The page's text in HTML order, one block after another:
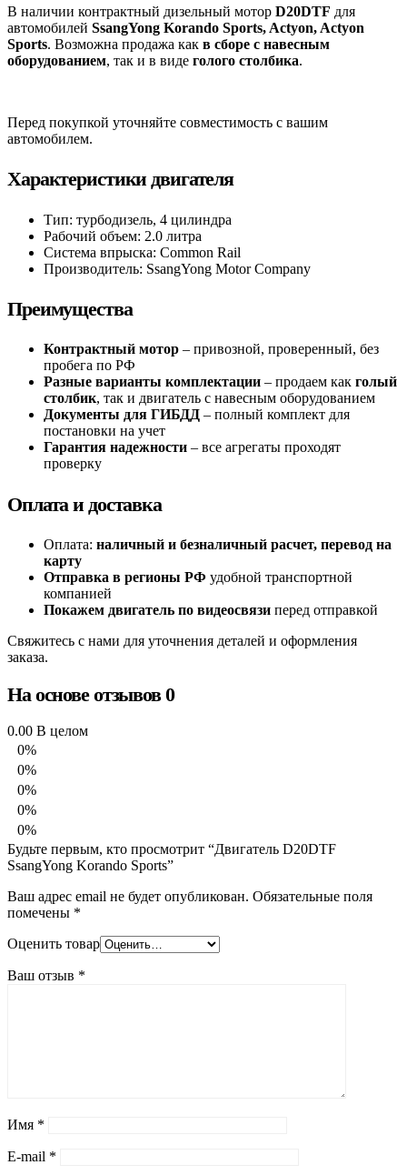
В наличии контрактный дизельный мотор D20DTF для
автомобилей SsangYong Korando Sports, Actyon, Actyon
Sports. Возможна продажа как в сборе с навесным
оборудованием, так и в виде голого столбика.
Перед покупкой уточняйте совместимость с вашим
автомобилем.
Характеристики двигателя
Тип: турбодизель, 4 цилиндра
Рабочий объем: 2.0 литра
Система впрыска: Common Rail
Производитель: SsangYong Motor Company
Преимущества
Контрактный мотор – привозной, проверенный, без
пробега по РФ
Разные варианты комплектации – продаем как голый
столбик, так и двигатель с навесным оборудованием
Документы для ГИБДД – полный комплект для
постановки на учет
Гарантия надежности – все агрегаты проходят
проверку
Оплата и доставка
Оплата: наличный и безналичный расчет, перевод на
карту
Отправка в регионы РФ удобной транспортной
компанией
Покажем двигатель по видеосвязи перед отправкой
Свяжитесь с нами для уточнения деталей и оформления
заказа.
На основе отзывов 0
0.00 В целом
0%
0%
0%
0%
0%
Будьте первым, кто просмотрит “Двигатель D20DTF
SsangYong Korando Sports”
Ваш адрес email не будет опубликован. Обязательные поля
помечены *
Оценить товар
Ваш отзыв *
Имя *
E-mail *